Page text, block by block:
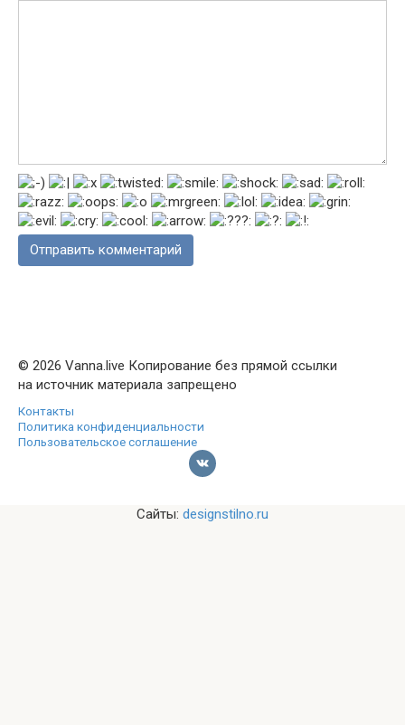
© 2026 Vanna.live Копирование без прямой ссылки
на источник материала запрещено
Контакты
Политика конфиденциальности
Пользовательское соглашение
Сайты: designstilno.ru